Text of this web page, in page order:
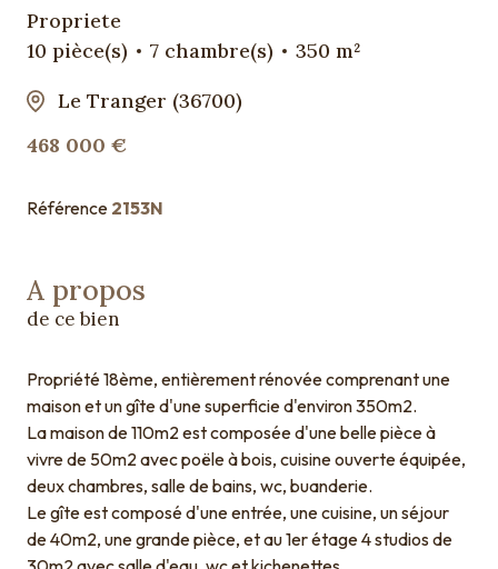
Propriete
10 pièce(s)
7 chambre(s)
350 m²
Le Tranger (36700)
468 000 €
Référence 2153N
A propos
de ce bien
Propriété 18ème, entièrement rénovée comprenant une
maison et un gîte d'une superficie d'environ 350m2.
La maison de 110m2 est composée d'une belle pièce à
vivre de 50m2 avec poële à bois, cuisine ouverte équipée,
deux chambres, salle de bains, wc, buanderie.
Le gîte est composé d'une entrée, une cuisine, un séjour
de 40m2, une grande pièce, et au 1er étage 4 studios de